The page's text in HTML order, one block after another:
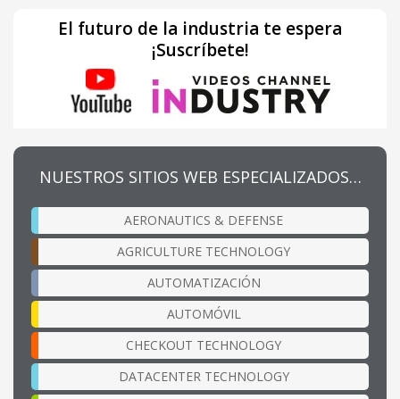
El futuro de la industria te espera
¡Suscríbete!
NUESTROS SITIOS WEB ESPECIALIZADOS…
AERONAUTICS & DEFENSE
AGRICULTURE TECHNOLOGY
AUTOMATIZACIÓN
AUTOMÓVIL
CHECKOUT TECHNOLOGY
DATACENTER TECHNOLOGY